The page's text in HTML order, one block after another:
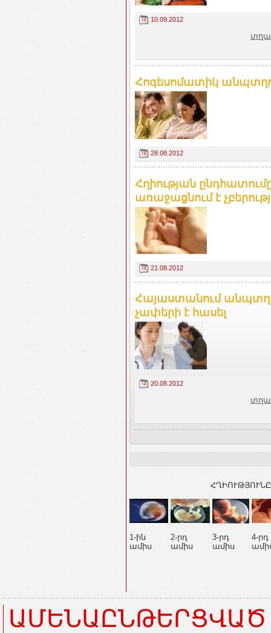
10.09.2012
Հոգեսոմատիկ
28.08.2012
Հղիության
առաջացնում է
21.08.2012
Հայաստանում
չափերի է հասել
20.08.2012
1-ին
ամիս
2-րդ
ամիս
3-րդ
ամիս
4-րդ